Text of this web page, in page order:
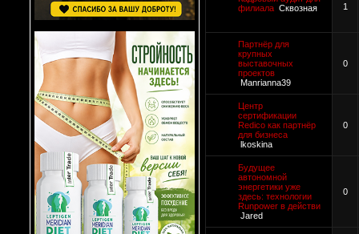
филиала Сквозная 1
Партнёр для
крупных
выставочных
проектов
Manrianna39
0
Центр
сертификации
Redico как партнёр
для бизнеса
lkoskina
0
Будущее
автономной
энергетики уже
здесь: технологии
Runpower в действи
Jared
0